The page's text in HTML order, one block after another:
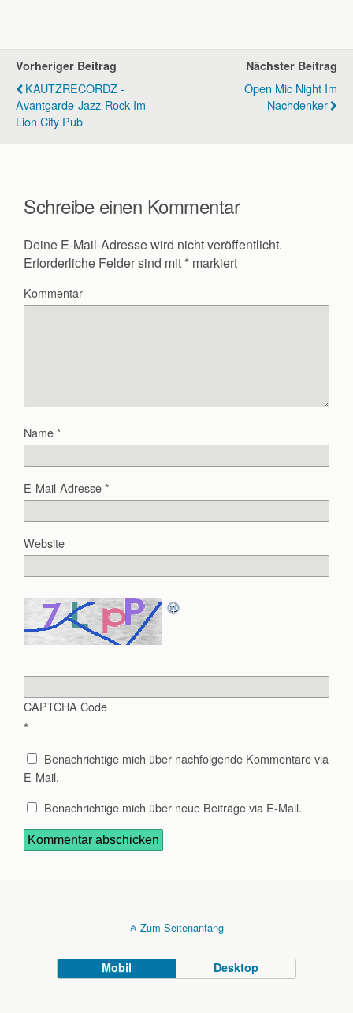
Vorheriger Beitrag
KAUTZRECORDZ -
Avantgarde-Jazz-Rock Im
Lion City Pub
Nächster Beitrag
Open Mic Night Im
Nachdenker
Schreibe einen Kommentar
Deine E-Mail-Adresse wird nicht veröffentlicht.
Erforderliche Felder sind mit * markiert
Kommentar
Name*
E-Mail-Adresse*
Website
CAPTCHA Code
*
Benachrichtige mich über nachfolgende Kommentare via
E-Mail.
Benachrichtige mich über neue Beiträge via E-Mail.
Zum Seitenanfang
Mobil Desktop